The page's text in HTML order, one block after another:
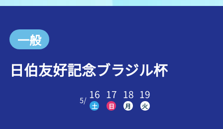
一般
日伯友好記念ブラジル杯
5/ 16
土
17
日
18
月
19
火